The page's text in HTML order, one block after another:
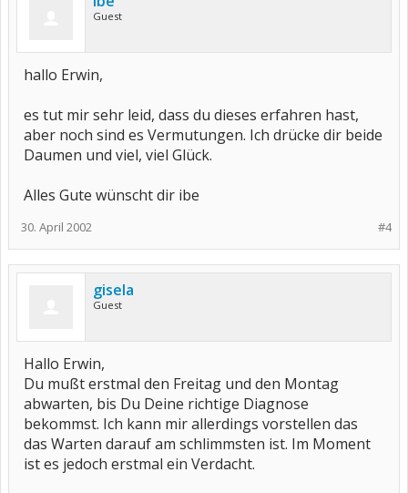
Guest
hallo Erwin,
es tut mir sehr leid, dass du dieses erfahren hast,
aber noch sind es Vermutungen. Ich drücke dir beide
Daumen und viel, viel Glück.
Alles Gute wünscht dir ibe
#4
30. April 2002
gisela
Guest
Hallo Erwin,
Du mußt erstmal den Freitag und den Montag
abwarten, bis Du Deine richtige Diagnose
bekommst. Ich kann mir allerdings vorstellen das
das Warten darauf am schlimmsten ist. Im Moment
ist es jedoch erstmal ein Verdacht.